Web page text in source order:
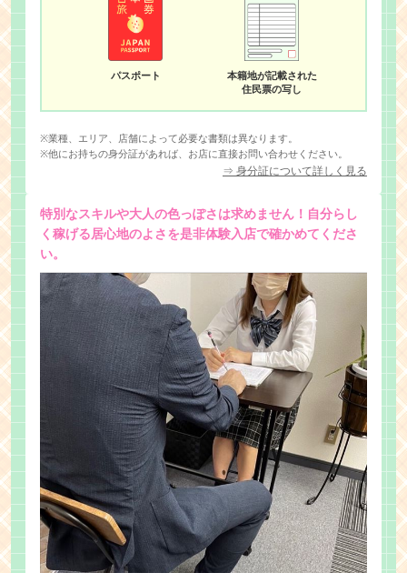
パスポート
本籍地が記載された
住民票の写し
※業種、エリア、店舗によって必要な書類は異なります。
※他にお持ちの身分証があれば、お店に直接お問い合わせください。
⇒ 身分証について詳しく見る
特別なスキルや大人の色っぽさは求めません！自分らし
く稼げる居心地のよさを是非体験入店で確かめてくださ
い。